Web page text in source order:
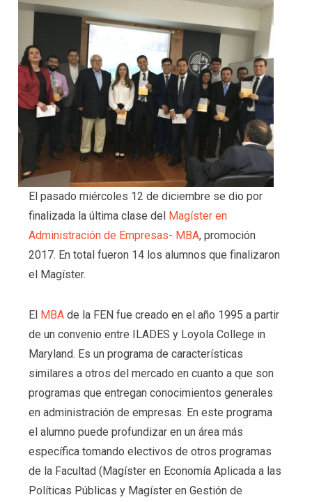
El pasado miércoles 12 de diciembre se dio por
finalizada la última clase del
Magíster en
Administración de Empresas- MBA, promoción
2017. En total fueron 14 los alumnos que finalizaron
el Magíster.
El MBAde la FEN fue creado en el año 1995 a partir
de un convenio entre ILADES y Loyola College in
Maryland. Es un programa de características
similares a otros del mercado en cuanto a que son
programas que entregan conocimientos generales
en administración de empresas. En este programa
el alumno puede profundizar en un área más
específica tomando electivos de otros programas
de la Facultad (Magíster en Economía Aplicada a las
Políticas Públicas y Magíster en Gestión de